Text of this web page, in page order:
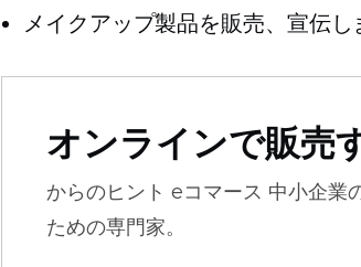
メイクアップ製品を販売、宣伝し
オンラインで販売
からのヒント eコマース 中小企業
ための専門家。